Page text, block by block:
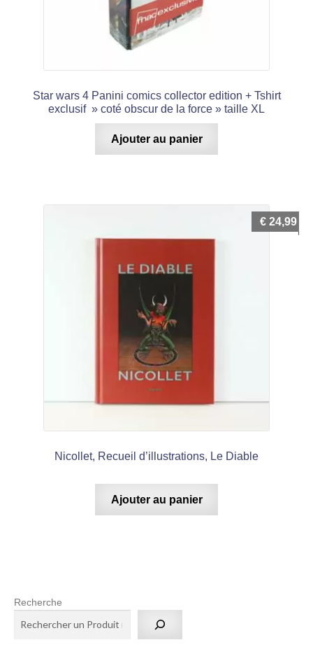
Star wars 4 Panini comics collector edition + Tshirt
exclusif » coté obscur de la force » taille XL
Ajouter au panier
Nicollet, Recueil d’illustrations, Le Diable
€ 24,99
Ajouter au panier
Recherche